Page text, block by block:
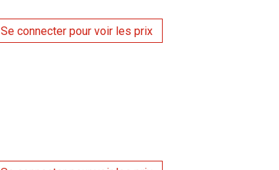
Se connecter pour voir les prix